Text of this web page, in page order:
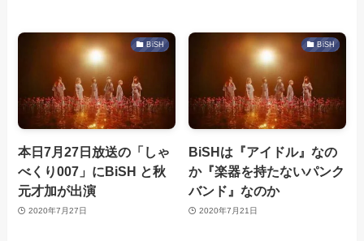
BiSH
本日7月27日放送の「しゃ
べくり007」にBiSH と秋
元才加が出演
2020年7月27日
BiSH
BiSHは『アイドル』なの
か『楽器を持たないパンク
バンド』なのか
2020年7月21日